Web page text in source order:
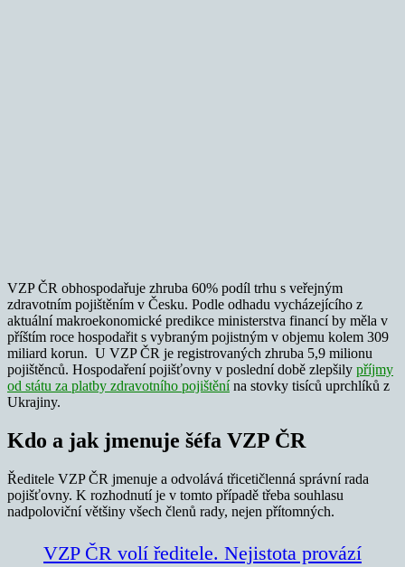
VZP ČR obhospodařuje zhruba 60% podíl trhu s veřejným
zdravotním pojištěním v Česku. Podle odhadu vycházejícího z
aktuální makroekonomické predikce ministerstva financí by měla v
příštím roce hospodařit s vybraným pojistným v objemu kolem 309
miliard korun. U VZP ČR je registrovaných zhruba 5,9 milionu
pojištěnců. Hospodaření pojišťovny v poslední době zlepšily příjmy
od státu za platby zdravotního pojištěnína stovky tisíců uprchlíků z
Ukrajiny.
Kdo a jak jmenuje šéfa VZP ČR
Ředitele VZP ČR jmenuje a odvolává třicetičlenná správní rada
pojišťovny. K rozhodnutí je v tomto případě třeba souhlasu
nadpoloviční většiny všech členů rady, nejen přítomných.
VZP ČR volí ředitele. Nejistota provází